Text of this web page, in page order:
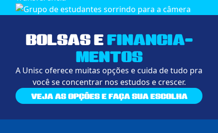
BOLSAS EFINANCIA­
MENTOS
A Unisc oferece muitas opções e cuida de tudo pra
você se concentrar nos estudos e crescer.
VEJA AS OPÇÕES E FAÇA SUA ESCOLHA